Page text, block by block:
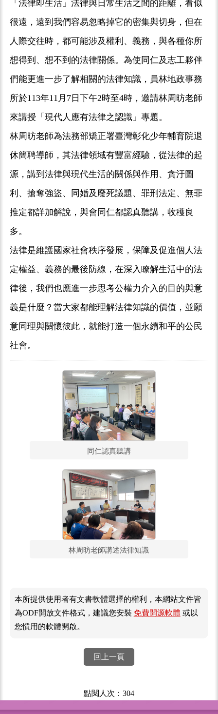
「法律即生活」法律與日常生活之間的距離，看似
很遠，遠到我們容易忽略掉它的密集與切身，但在
人際交往時，都可能涉及權利、義務，與各種你所
想得到、想不到的法律關係。為使同仁及志工夥伴
們能更進一步了解相關的法律知識，員林地政事務
所於113年11月7日下午2時至4時，邀請林周昉老師
來講授「現代人應有法律之認識」專題。
林周昉老師為法務部矯正署臺灣彰化少年輔育院退
休簡聘導師，其法律領域有豐富經驗，從法律的起
源，講到法律與現代生活的關係與作用、貪汙圖
利、搶奪強盜、同婚及廢死議題、罪刑法定、無罪
推定都詳加解說，與會同仁都認真聽講，收穫良
多。
法律是維護國家社會秩序發展，保障及促進個人法
定權益、義務的最後防線，在深入瞭解生活中的法
律後，我們也應進一步思考公權力介入的目的與意
義是什麼？當大家都能理解法律知識的價值，並願
意同理與關懷彼此，就能打造一個永續和平的公民
社會。
同仁認真聽講
林周昉老師講述法律知識
本所提供使用者有文書軟體選擇的權利，本網站文件皆
為ODF開放文件格式，建議您安裝 免費開源軟體 或以
您慣用的軟體開啟。
回上一頁
點閱人次：304